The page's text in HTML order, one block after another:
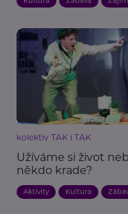
kolektiv TAK i TAK
Užíváme si život
někdo krade?
Aktivity Kultura